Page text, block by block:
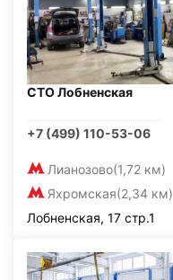
СТО Лобненская
+7 (499) 110-53-06
Лианозово(1,72 км)
Яхромская(2,34 км)
Лобненская, 17 стр.1